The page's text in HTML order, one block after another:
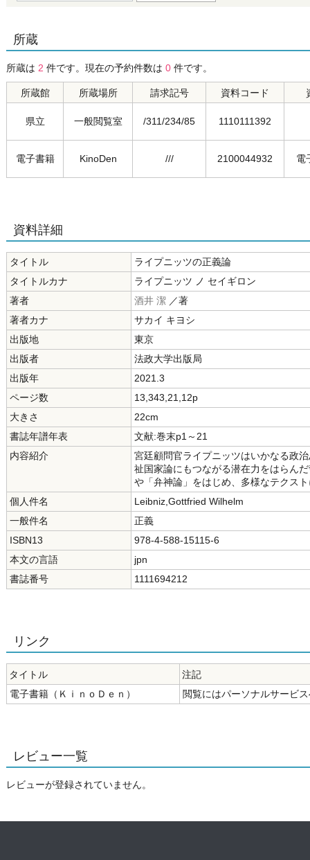
所蔵
所蔵は 2 件です。現在の予約件数は 0 件です。
所蔵館 所蔵場所 請求記号 資料コード
県立 一般閲覧室 /311/234/85 1110111392
電子書籍 KinoDen /// 2100044932 電
資料詳細
タイトル
ライプニッツの正義論
タイトルカナ
ライプニッツ ノ セイギロン
著者
酒井 潔 ／著
著者カナ
サカイ キヨシ
出版地
東京
出版者
法政大学出版局
出版年
2021.3
ページ数
13,343,21,12p
大きさ
22cm
書誌年譜年表
文献:巻末p1～21
内容紹介
宮廷顧問官ライプニッツはいかなる政
祉国家論にもつながる潜在力をはらん
や「弁神論」をはじめ、多様なテクス
個人件名
Leibniz,Gottfried Wilhelm
一般件名
正義
ISBN13
978-4-588-15115-6
本文の言語
jpn
書誌番号
1111694212
リンク
タイトル
注記
電子書籍（ＫｉｎｏＤｅｎ）
閲覧にはパーソナルサービ
レビュー一覧
レビューが登録されていません。